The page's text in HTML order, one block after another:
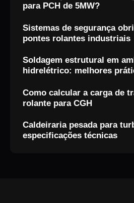
para PCH de 5MW?
Sistemas de segurança
pontes rolantes industriais
Soldagem estrutural em
hidrelétrico: melhores
Como calcular a carga de
rolante para CGH
Caldeiraria pesada para
especificações técnicas